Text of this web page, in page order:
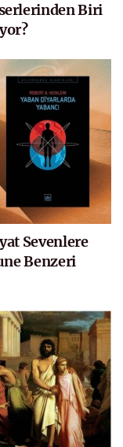
Biri
Sevenlere
Benzeri